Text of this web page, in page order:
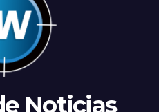
Noticias